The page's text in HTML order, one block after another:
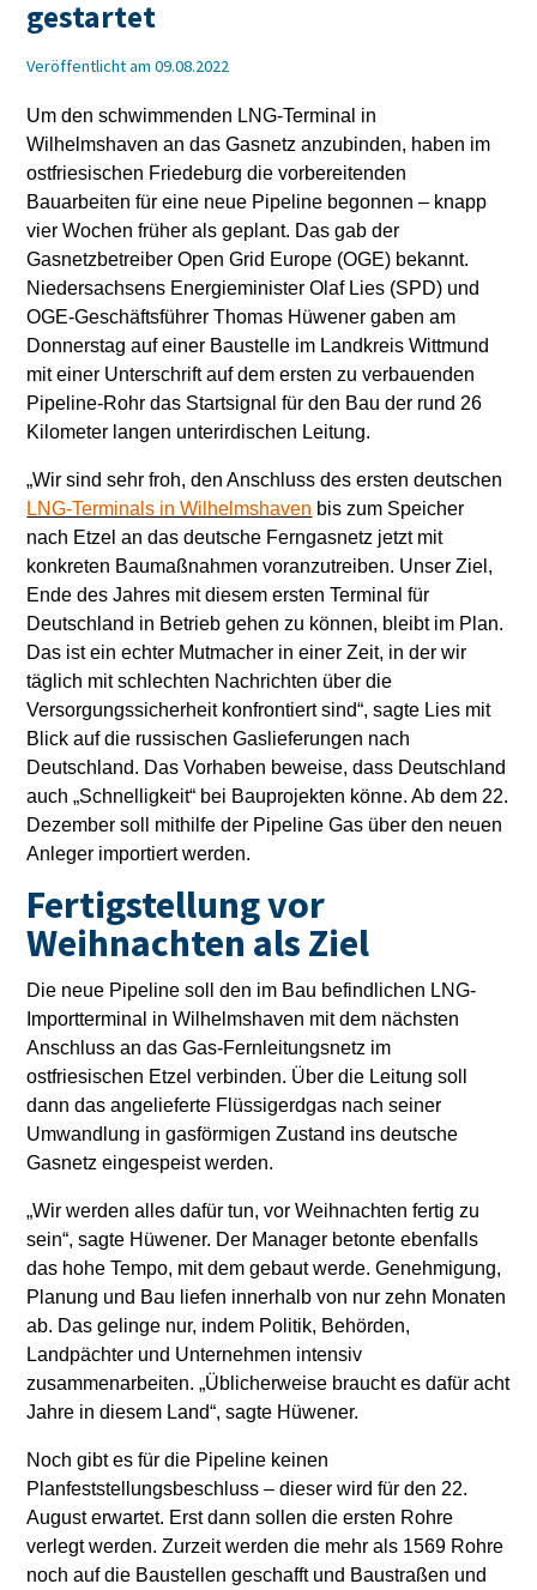
gestartet
Veröffentlicht am 09.08.2022
Um den schwimmenden LNG-Terminal in
Wilhelmshaven an das Gasnetz anzubinden, haben im
ostfriesischen Friedeburg die vorbereitenden
Bauarbeiten für eine neue Pipeline begonnen – knapp
vier Wochen früher als geplant. Das gab der
Gasnetzbetreiber Open Grid Europe (OGE) bekannt.
Niedersachsens Energieminister Olaf Lies (SPD) und
OGE-Geschäftsführer Thomas Hüwener gaben am
Donnerstag auf einer Baustelle im Landkreis Wittmund
mit einer Unterschrift auf dem ersten zu verbauenden
Pipeline-Rohr das Startsignal für den Bau der rund 26
Kilometer langen unterirdischen Leitung.
„Wir sind sehr froh, den Anschluss des ersten deutschen
LNG-Terminals in Wilhelmshaven bis zum Speicher
nach Etzel an das deutsche Ferngasnetz jetzt mit
konkreten Baumaßnahmen voranzutreiben. Unser Ziel,
Ende des Jahres mit diesem ersten Terminal für
Deutschland in Betrieb gehen zu können, bleibt im Plan.
Das ist ein echter Mutmacher in einer Zeit, in der wir
täglich mit schlechten Nachrichten über die
Versorgungssicherheit konfrontiert sind“, sagte Lies mit
Blick auf die russischen Gaslieferungen nach
Deutschland. Das Vorhaben beweise, dass Deutschland
auch „Schnelligkeit“ bei Bauprojekten könne. Ab dem 22.
Dezember soll mithilfe der Pipeline Gas über den neuen
Anleger importiert werden.
Fertigstellung vor
Weihnachten als Ziel
Die neue Pipeline soll den im Bau befindlichen LNG-
Importterminal in Wilhelmshaven mit dem nächsten
Anschluss an das Gas-Fernleitungsnetz im
ostfriesischen Etzel verbinden. Über die Leitung soll
dann das angelieferte Flüssigerdgas nach seiner
Umwandlung in gasförmigen Zustand ins deutsche
Gasnetz eingespeist werden.
„Wir werden alles dafür tun, vor Weihnachten fertig zu
sein“, sagte Hüwener. Der Manager betonte ebenfalls
das hohe Tempo, mit dem gebaut werde. Genehmigung,
Planung und Bau liefen innerhalb von nur zehn Monaten
ab. Das gelinge nur, indem Politik, Behörden,
Landpächter und Unternehmen intensiv
zusammenarbeiten. „Üblicherweise braucht es dafür acht
Jahre in diesem Land“, sagte Hüwener.
Noch gibt es für die Pipeline keinen
Planfeststellungsbeschluss – dieser wird für den 22.
August erwartet. Erst dann sollen die ersten Rohre
verlegt werden. Zurzeit werden die mehr als 1569 Rohre
noch auf die Baustellen geschafft und Baustraßen und